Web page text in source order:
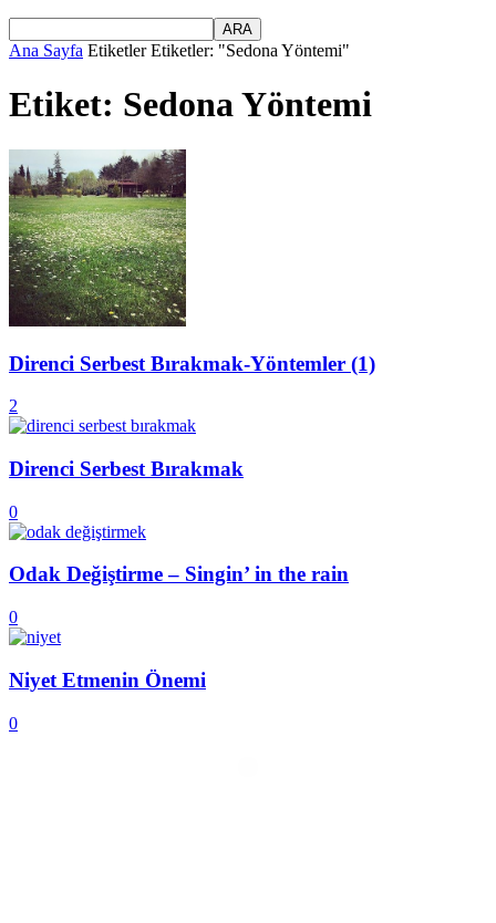
Ana Sayfa Etiketler Etiketler: "Sedona Yöntemi"
Etiket: Sedona Yöntemi
Direnci Serbest Bırakmak-Yöntemler (1)
2
Direnci Serbest Bırakmak
0
Odak Değiştirme – Singin’ in the rain
0
Niyet Etmenin Önemi
0